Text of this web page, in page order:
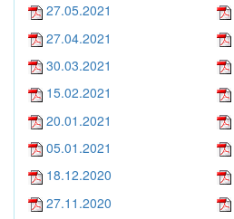
27.05.2021
27.04.2021
30.03.2021
15.02.2021
20.01.2021
05.01.2021
18.12.2020
27.11.2020